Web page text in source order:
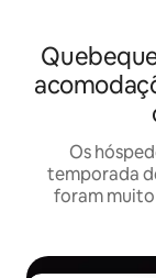
Os
temporada
foram muito